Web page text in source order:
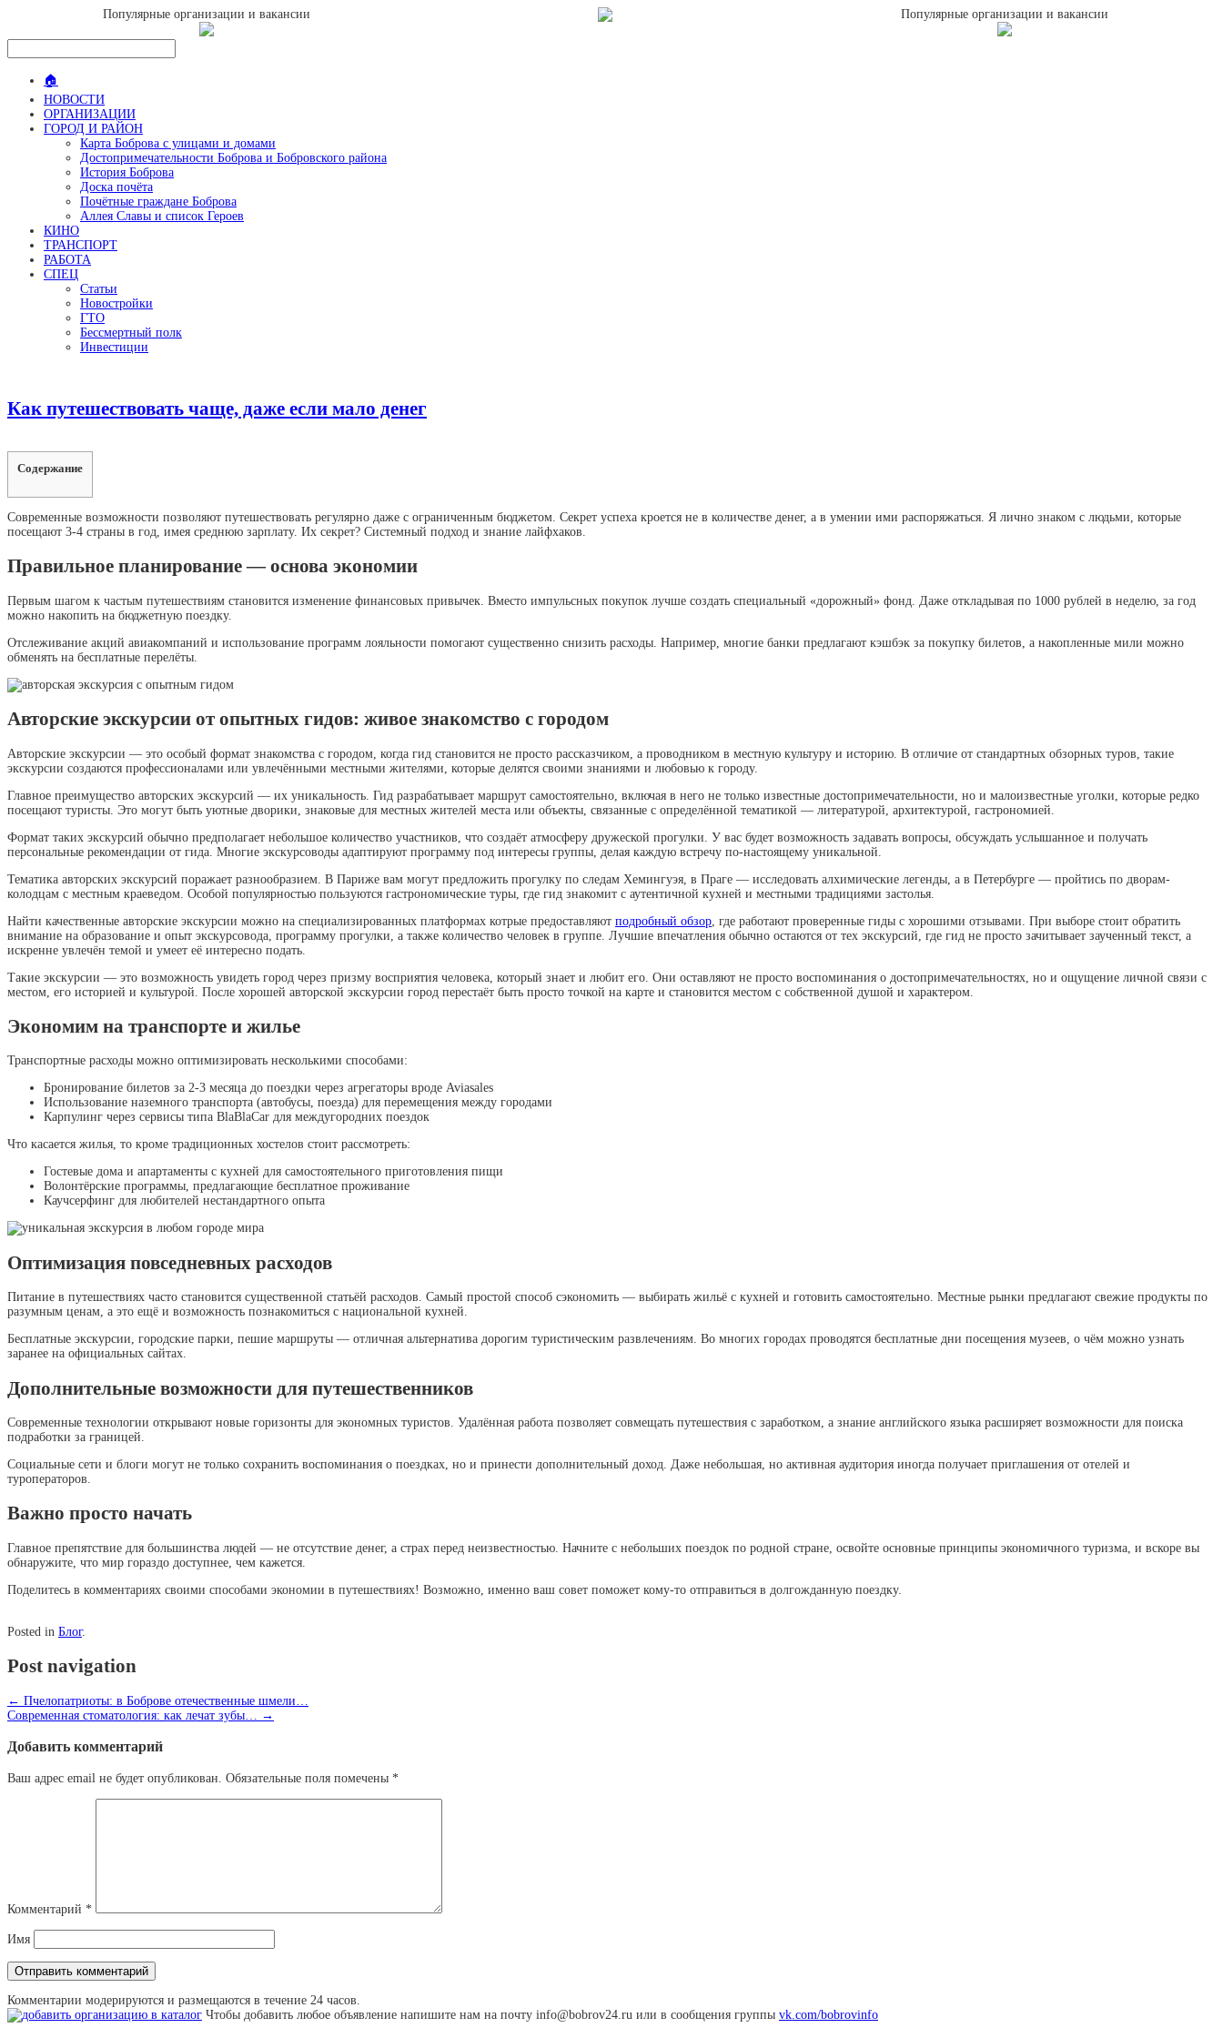
Популярные организации и вакансии Популярные организации и вакансии
🏠
НОВОСТИ
ОРГАНИЗАЦИИ
ГОРОД И РАЙОН
Карта Боброва с улицами и домами
Достопримечательности Боброва и Бобровского района
История Боброва
Доска почёта
Почётные граждане Боброва
Аллея Славы и список Героев
КИНО
ТРАНСПОРТ
РАБОТА
СПЕЦ
Статьи
Новостройки
ГТО
Бессмертный полк
Инвестиции
Как путешествовать чаще, даже если мало денег
Содержание
Современные возможности позволяют путешествовать регулярно даже с ограниченным бюджетом. Секрет успеха кроется не в количестве денег, а в умении ими распоряжаться. Я лично знаком с людьми, которые
посещают 3-4 страны в год, имея среднюю зарплату. Их секрет? Системный подход и знание лайфхаков.
Правильное планирование — основа экономии
Первым шагом к частым путешествиям становится изменение финансовых привычек. Вместо импульсных покупок лучше создать специальный «дорожный» фонд. Даже откладывая по 1000 рублей в неделю, за год
можно накопить на бюджетную поездку.
Отслеживание акций авиакомпаний и использование программ лояльности помогают существенно снизить расходы. Например, многие банки предлагают кэшбэк за покупку билетов, а накопленные мили можно
обменять на бесплатные перелёты.
Авторские экскурсии от опытных гидов: живое знакомство с городом
Авторские экскурсии — это особый формат знакомства с городом, когда гид становится не просто рассказчиком, а проводником в местную культуру и историю. В отличие от стандартных обзорных туров, такие
экскурсии создаются профессионалами или увлечёнными местными жителями, которые делятся своими знаниями и любовью к городу.
Главное преимущество авторских экскурсий — их уникальность. Гид разрабатывает маршрут самостоятельно, включая в него не только известные достопримечательности, но и малоизвестные уголки, которые редко
посещают туристы. Это могут быть уютные дворики, знаковые для местных жителей места или объекты, связанные с определённой тематикой — литературой, архитектурой, гастрономией.
Формат таких экскурсий обычно предполагает небольшое количество участников, что создаёт атмосферу дружеской прогулки. У вас будет возможность задавать вопросы, обсуждать услышанное и получать
персональные рекомендации от гида. Многие экскурсоводы адаптируют программу под интересы группы, делая каждую встречу по-настоящему уникальной.
Тематика авторских экскурсий поражает разнообразием. В Париже вам могут предложить прогулку по следам Хемингуэя, в Праге — исследовать алхимические легенды, а в Петербурге — пройтись по дворам-
колодцам с местным краеведом. Особой популярностью пользуются гастрономические туры, где гид знакомит с аутентичной кухней и местными традициями застолья.
Найти качественные авторские экскурсии можно на специализированных платформах котрые предоставляют подробный обзор , где работают проверенные гиды с хорошими отзывами. При выборе стоит обратить
внимание на образование и опыт экскурсовода, программу прогулки, а также количество человек в группе. Лучшие впечатления обычно остаются от тех экскурсий, где гид не просто зачитывает заученный текст, а
искренне увлечён темой и умеет её интересно подать.
Такие экскурсии — это возможность увидеть город через призму восприятия человека, который знает и любит его. Они оставляют не просто воспоминания о достопримечательностях, но и ощущение личной связи с
местом, его историей и культурой. После хорошей авторской экскурсии город перестаёт быть просто точкой на карте и становится местом с собственной душой и характером.
Экономим на транспорте и жилье
Транспортные расходы можно оптимизировать несколькими способами:
Бронирование билетов за 2-3 месяца до поездки через агрегаторы вроде Aviasales
Использование наземного транспорта (автобусы, поезда) для перемещения между городами
Карпулинг через сервисы типа BlaBlaCar для междугородних поездок
Что касается жилья, то кроме традиционных хостелов стоит рассмотреть:
Гостевые дома и апартаменты с кухней для самостоятельного приготовления пищи
Волонтёрские программы, предлагающие бесплатное проживание
Каучсерфинг для любителей нестандартного опыта
Оптимизация повседневных расходов
Питание в путешествиях часто становится существенной статьёй расходов. Самый простой способ сэкономить — выбирать жильё с кухней и готовить самостоятельно. Местные рынки предлагают свежие продукты по
разумным ценам, а это ещё и возможность познакомиться с национальной кухней.
Бесплатные экскурсии, городские парки, пешие маршруты — отличная альтернатива дорогим туристическим развлечениям. Во многих городах проводятся бесплатные дни посещения музеев, о чём можно узнать
заранее на официальных сайтах.
Дополнительные возможности для путешественников
Современные технологии открывают новые горизонты для экономных туристов. Удалённая работа позволяет совмещать путешествия с заработком, а знание английского языка расширяет возможности для поиска
подработки за границей.
Социальные сети и блоги могут не только сохранить воспоминания о поездках, но и принести дополнительный доход. Даже небольшая, но активная аудитория иногда получает приглашения от отелей и
туроператоров.
Важно просто начать
Главное препятствие для большинства людей — не отсутствие денег, а страх перед неизвестностью. Начните с небольших поездок по родной стране, освойте основные принципы экономичного туризма, и вскоре вы
обнаружите, что мир гораздо доступнее, чем кажется.
Поделитесь в комментариях своими способами экономии в путешествиях! Возможно, именно ваш совет поможет кому-то отправиться в долгожданную поездку.
Posted in Блог.
Post navigation
← Пчелопатриоты: в Боброве отечественные шмели…
Современная стоматология: как лечат зубы…
→
Добавить комментарий
Ваш адрес email не будет опубликован. Обязательные поля помечены *
Комментарий *
Имя
Комментарии модерируются и размещаются в течение 24 часов.
Чтобы добавить любое объявление напишите нам на почту info@bobrov24.ru или в сообщения группы vk.com/bobrovinfo